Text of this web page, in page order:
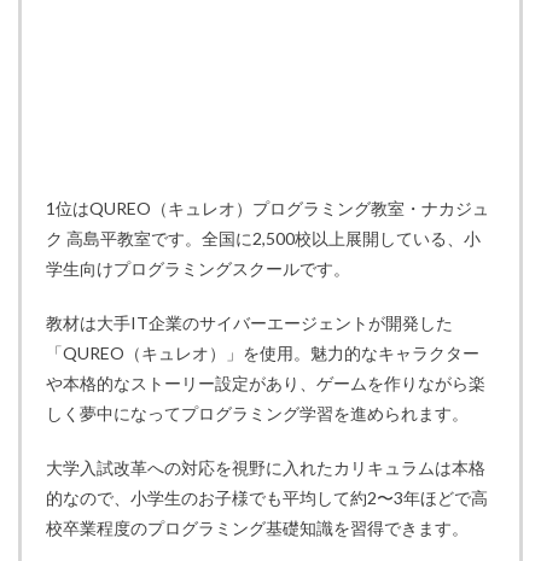
1位はQUREO（キュレオ）プログラミング教室・ナカジュ
ク 高島平教室です。全国に2,500校以上展開している、小
学生向けプログラミングスクールです。
教材は大手IT企業のサイバーエージェントが開発した
「QUREO（キュレオ）」を使用。魅力的なキャラクター
や本格的なストーリー設定があり、ゲームを作りながら楽
しく夢中になってプログラミング学習を進められます。
大学入試改革への対応を視野に入れたカリキュラムは本格
的なので、小学生のお子様でも平均して約2〜3年ほどで高
校卒業程度のプログラミング基礎知識を習得できます。